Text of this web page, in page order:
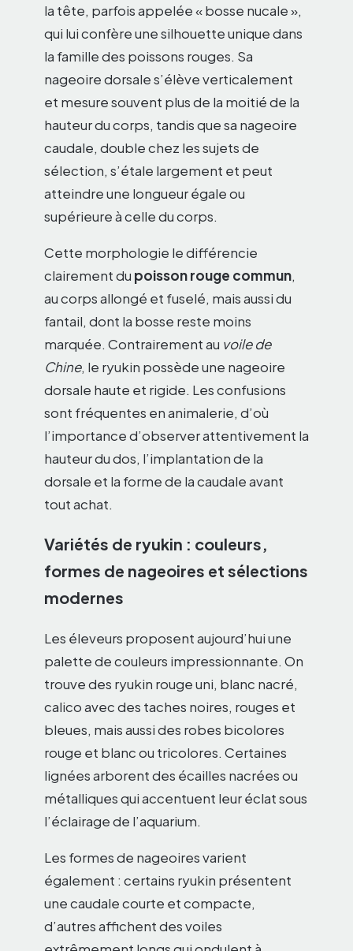
la tête, parfois appelée « bosse nucale »,
qui lui confère une silhouette unique dans
la famille des poissons rouges. Sa
nageoire dorsale s’élève verticalement
et mesure souvent plus de la moitié de la
hauteur du corps, tandis que sa nageoire
caudale, double chez les sujets de
sélection, s’étale largement et peut
atteindre une longueur égale ou
supérieure à celle du corps.
Cette morphologie le différencie
clairement du poisson rouge commun,
au corps allongé et fuselé, mais aussi du
fantail, dont la bosse reste moins
marquée. Contrairement au voile de
Chine, le ryukin possède une nageoire
dorsale haute et rigide. Les confusions
sont fréquentes en animalerie, d’où
l’importance d’observer attentivement la
hauteur du dos, l’implantation de la
dorsale et la forme de la caudale avant
tout achat.
Variétés de ryukin : couleurs,
formes de nageoires et sélections
modernes
Les éleveurs proposent aujourd’hui une
palette de couleurs impressionnante. On
trouve des ryukin rouge uni, blanc nacré,
calico avec des taches noires, rouges et
bleues, mais aussi des robes bicolores
rouge et blanc ou tricolores. Certaines
lignées arborent des écailles nacrées ou
métalliques qui accentuent leur éclat sous
l’éclairage de l’aquarium.
Les formes de nageoires varient
également : certains ryukin présentent
une caudale courte et compacte,
d’autres affichent des voiles